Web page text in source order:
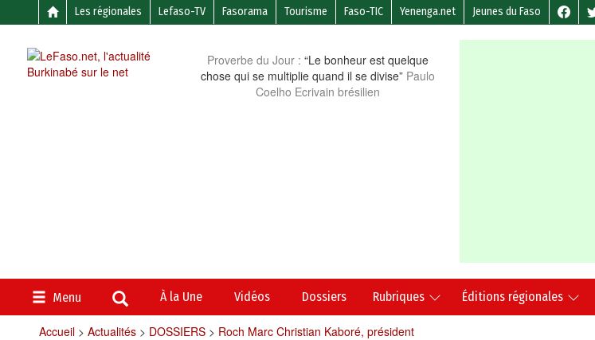
Les régionales Lefaso-TV Fasorama Tourisme Faso-TIC Yenenga.net Jeunes du Faso
Proverbe du Jour : “Le bonheur est quelque
chose qui se multiplie quand il se divise” Paulo
Coelho Ecrivain brésilien
Menu À la Une Vidéos Dossiers Rubriques Éditions régionales
Accueil> Actualités> DOSSIERS> Roch Marc Christian Kaboré, président